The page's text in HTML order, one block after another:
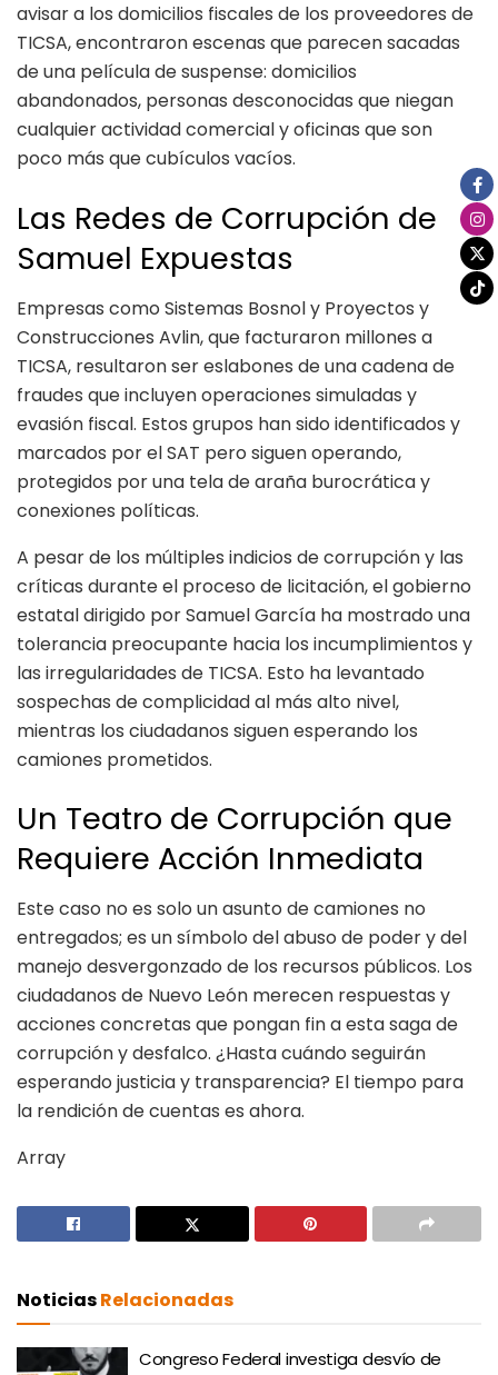
avisar a los domicilios fiscales de los proveedores de
TICSA, encontraron escenas que parecen sacadas
de una película de suspense: domicilios
abandonados, personas desconocidas que niegan
cualquier actividad comercial y oficinas que son
poco más que cubículos vacíos.
Las Redes de Corrupción de
Samuel Expuestas
Empresas como Sistemas Bosnol y Proyectos y
Construcciones Avlin, que facturaron millones a
TICSA, resultaron ser eslabones de una cadena de
fraudes que incluyen operaciones simuladas y
evasión fiscal. Estos grupos han sido identificados y
marcados por el SAT pero siguen operando,
protegidos por una tela de araña burocrática y
conexiones políticas.
A pesar de los múltiples indicios de corrupción y las
críticas durante el proceso de licitación, el gobierno
estatal dirigido por Samuel García ha mostrado una
tolerancia preocupante hacia los incumplimientos y
las irregularidades de TICSA. Esto ha levantado
sospechas de complicidad al más alto nivel,
mientras los ciudadanos siguen esperando los
camiones prometidos.
Un Teatro de Corrupción que
Requiere Acción Inmediata
Este caso no es solo un asunto de camiones no
entregados; es un símbolo del abuso de poder y del
manejo desvergonzado de los recursos públicos. Los
ciudadanos de Nuevo León merecen respuestas y
acciones concretas que pongan fin a esta saga de
corrupción y desfalco. ¿Hasta cuándo seguirán
esperando justicia y transparencia? El tiempo para
la rendición de cuentas es ahora.
Array
NoticiasRelacionadas
Congreso Federal investiga desvío de